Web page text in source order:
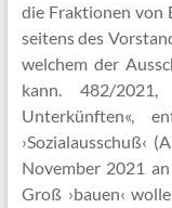
die Fraktionen von
seitens des
welchem der
kann. 482/2021,
Unterkünften«,
›Sozialausschuß‹
November 2021
Groß ›bauen‹